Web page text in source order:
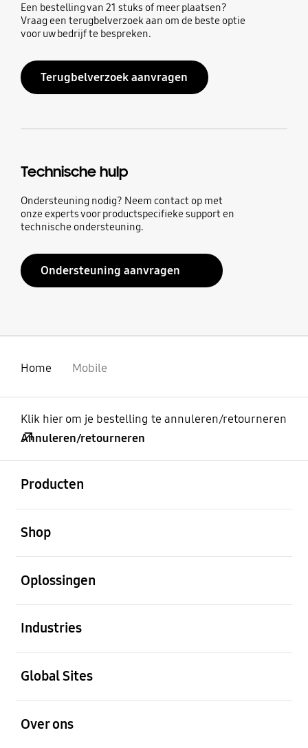
Een bestelling van 21 stuks of meer plaatsen?
Vraag een terugbelverzoek aan om de beste optie
voor uw bedrijf te bespreken.
Terugbelverzoek aanvragen
Technische hulp
Ondersteuning nodig? Neem contact op met
onze experts voor productspecifieke support en
technische ondersteuning.
Ondersteuning aanvragen
Home Mobile
Klik hier om je bestelling te annuleren/retourneren
Annuleren/retourneren
Producten
Shop
Oplossingen
Industries
Global Sites
Over ons